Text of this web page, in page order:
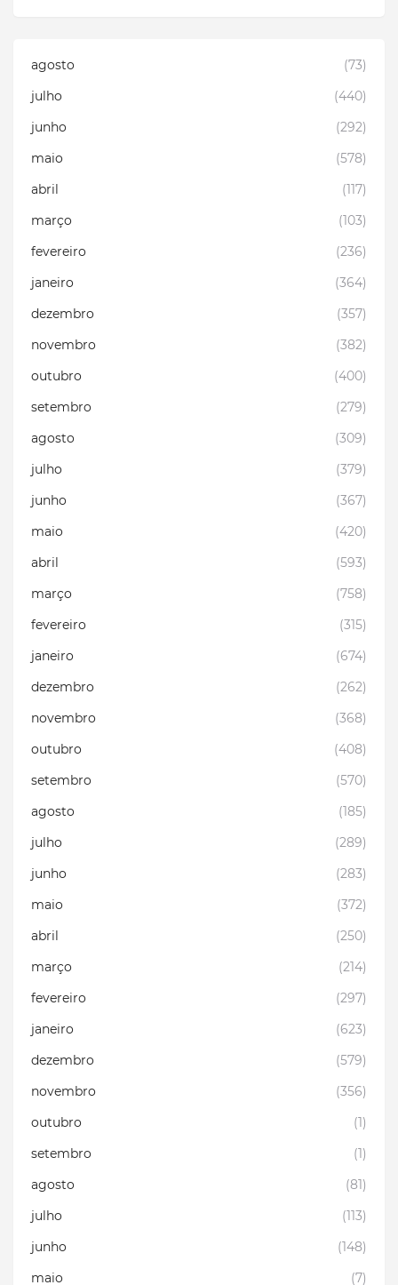
agosto
(73)
julho
(440)
junho
(292)
maio
(578)
abril
(117)
março
(103)
fevereiro
(236)
janeiro
(364)
dezembro
(357)
novembro
(382)
outubro
(400)
setembro
(279)
agosto
(309)
julho
(379)
junho
(367)
maio
(420)
abril
(593)
março
(758)
fevereiro
(315)
janeiro
(674)
dezembro
(262)
novembro
(368)
outubro
(408)
setembro
(570)
agosto
(185)
julho
(289)
junho
(283)
maio
(372)
abril
(250)
março
(214)
fevereiro
(297)
janeiro
(623)
dezembro
(579)
novembro
(356)
outubro
(1)
setembro
(1)
agosto
(81)
julho
(113)
junho
(148)
maio
(7)